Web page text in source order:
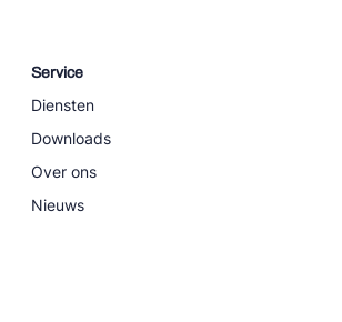
Service
Diensten
Downloads
Over ons
Nieuws